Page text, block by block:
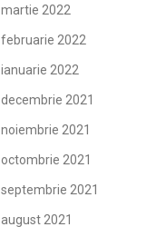
martie 2022
februarie 2022
ianuarie 2022
decembrie 2021
noiembrie 2021
octombrie 2021
septembrie 2021
august 2021